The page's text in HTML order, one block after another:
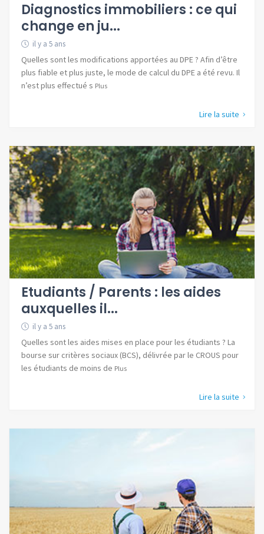
Diagnostics immobiliers : ce qui
change en ju...
il y a 5 ans
Quelles sont les modifications apportées au DPE ? Afin d’être
plus fiable et plus juste, le mode de calcul du DPE a été revu. Il
n’est plus effectué s Plus
Lire la suite
Etudiants / Parents : les aides
auxquelles il...
il y a 5 ans
Quelles sont les aides mises en place pour les étudiants ? La
bourse sur critères sociaux (BCS), délivrée par le CROUS pour
les étudiants de moins de Plus
Lire la suite